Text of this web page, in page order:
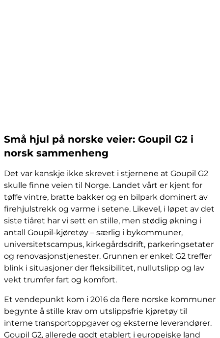
Små hjul på norske veier: Goupil G2 i
norsk sammenheng
Det var kanskje ikke skrevet i stjernene at Goupil G2
skulle finne veien til Norge. Landet vårt er kjent for
tøffe vintre, bratte bakker og en bilpark dominert av
firehjulstrekk og varme i setene. Likevel, i løpet av det
siste tiåret har vi sett en stille, men stødig økning i
antall Goupil-kjøretøy – særlig i bykommuner,
universitetscampus, kirkegårdsdrift, parkeringsetater
og renovasjonstjenester. Grunnen er enkel: G2 treffer
blink i situasjoner der fleksibilitet, nullutslipp og lav
vekt trumfer fart og komfort.
Et vendepunkt kom i 2016 da flere norske kommuner
begynte å stille krav om utslippsfrie kjøretøy til
interne transportoppgaver og eksterne leverandører.
Goupil G2, allerede godt etablert i europeiske land